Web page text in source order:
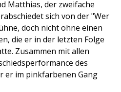
Matthias, der zweifache
sich von der "Wer
doch nicht ohne einen
die er in der letzten Folge
Zusammen mit allen
des
er im pinkfarbenen Gang